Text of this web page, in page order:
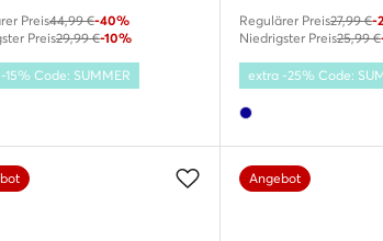
Preis44,99 €-40%
Preis29,99 €-10%
15% Code: SUMMER
Regulärer Preis27,99 €-
Niedrigster Preis25,99 €
extra -25% Code:
Angebot